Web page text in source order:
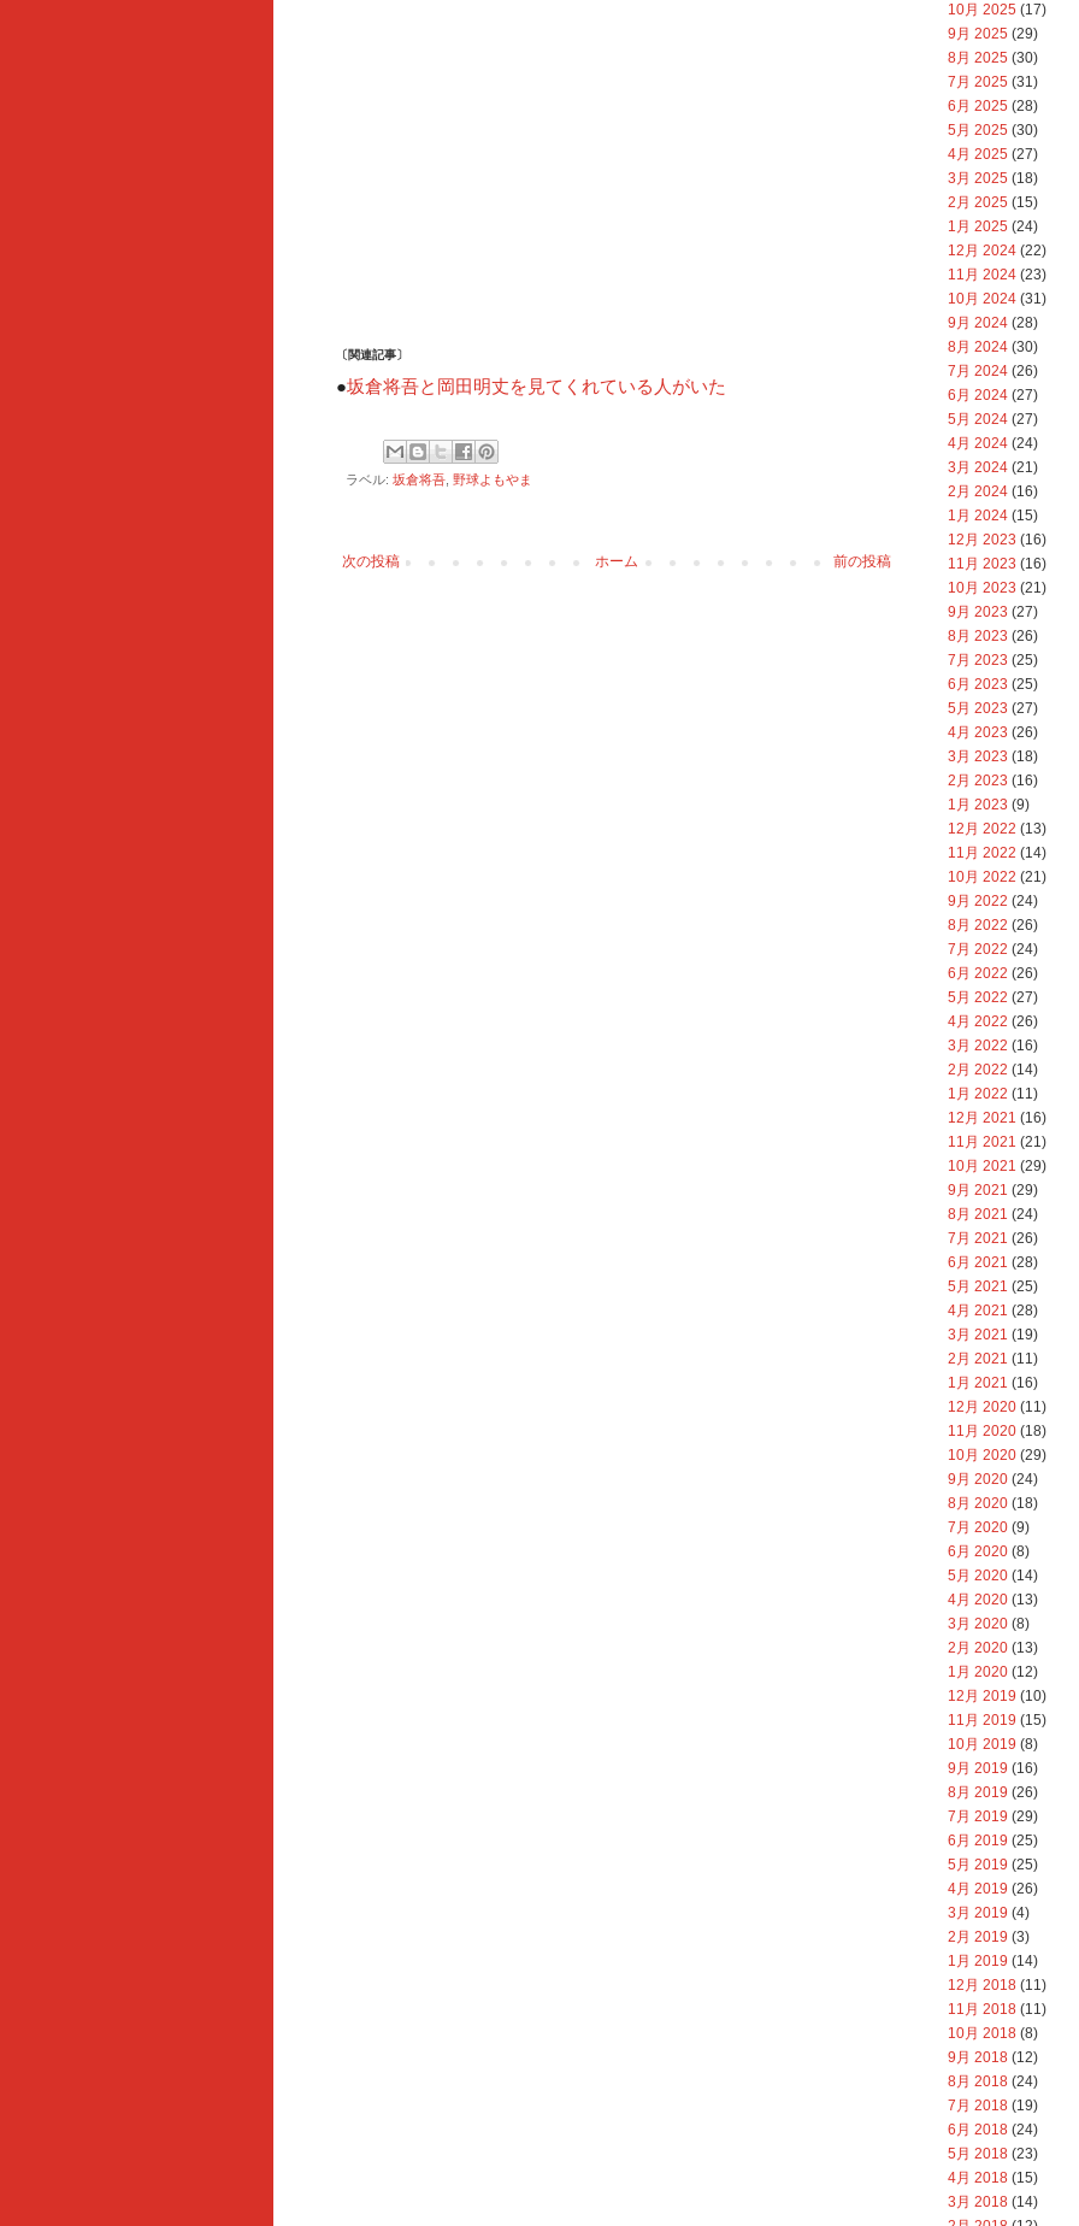
〔関連記事〕
●坂倉将吾と岡田明丈を見てくれている人がいた
ラベル: 坂倉将吾 野球よもやま
次の投稿 前の投稿
ホーム
10月 2025 (17)
9月 2025 (29)
8月 2025 (30)
7月 2025 (31)
6月 2025 (28)
5月 2025 (30)
4月 2025 (27)
3月 2025 (18)
2月 2025 (15)
1月 2025 (24)
12月 2024 (22)
11月 2024 (23)
10月 2024 (31)
9月 2024 (28)
8月 2024 (30)
7月 2024 (26)
6月 2024 (27)
5月 2024 (27)
4月 2024 (24)
3月 2024 (21)
2月 2024 (16)
1月 2024 (15)
12月 2023 (16)
11月 2023 (16)
10月 2023 (21)
9月 2023 (27)
8月 2023 (26)
7月 2023 (25)
6月 2023 (25)
5月 2023 (27)
4月 2023 (26)
3月 2023 (18)
2月 2023 (16)
1月 2023 (9)
12月 2022 (13)
11月 2022 (14)
10月 2022 (21)
9月 2022 (24)
8月 2022 (26)
7月 2022 (24)
6月 2022 (26)
5月 2022 (27)
4月 2022 (26)
3月 2022 (16)
2月 2022 (14)
1月 2022 (11)
12月 2021 (16)
11月 2021 (21)
10月 2021 (29)
9月 2021 (29)
8月 2021 (24)
7月 2021 (26)
6月 2021 (28)
5月 2021 (25)
4月 2021 (28)
3月 2021 (19)
2月 2021 (11)
1月 2021 (16)
12月 2020 (11)
11月 2020 (18)
10月 2020 (29)
9月 2020 (24)
8月 2020 (18)
7月 2020 (9)
6月 2020 (8)
5月 2020 (14)
4月 2020 (13)
3月 2020 (8)
2月 2020 (13)
1月 2020 (12)
12月 2019 (10)
11月 2019 (15)
10月 2019 (8)
9月 2019 (16)
8月 2019 (26)
7月 2019 (29)
6月 2019 (25)
5月 2019 (25)
4月 2019 (26)
3月 2019 (4)
2月 2019 (3)
1月 2019 (14)
12月 2018 (11)
11月 2018 (11)
10月 2018 (8)
9月 2018 (12)
8月 2018 (24)
7月 2018 (19)
6月 2018 (24)
5月 2018 (23)
4月 2018 (15)
3月 2018 (14)